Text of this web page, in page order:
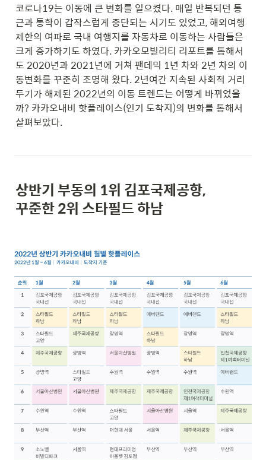
코로나19는 이동에 큰 변화를 일으켰다. 매일 반복되던 통
근과 통학이 갑작스럽게 중단되는 시기도 있었고, 해외여행
제한의 여파로 국내 여행지를 자동차로 이동하는 사람들은
크게 증가하기도 하였다. 카카오모빌리티 리포트를 통해서
도 2020년과 2021년에 거쳐 팬데믹 1년 차와 2년 차의 이
동변화를 꾸준히 조명해 왔다. 2년여간 지속된 사회적 거리
두기가 해제된 2022년의 이동 트렌드는 어떻게 바뀌었을
까? 카카오내비 핫플레이스(인기 도착지)의 변화를 통해서
살펴보았다.
상반기 부동의 1위 김포국제공항,
꾸준한 2위 스타필드 하남